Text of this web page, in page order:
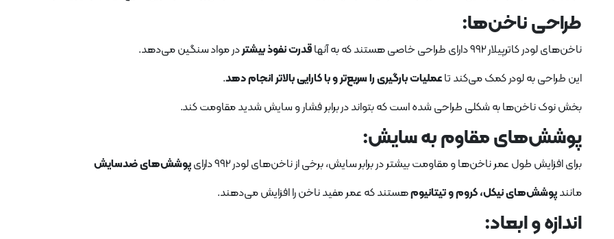
طراحی ناخن‌ها:
ناخن‌های لودر کاترپیلار 992 دارای طراحی خاصی هستند که به آنها قدرت نفوذ بیشتردر مواد سنگین می‌دهد.
این طراحی به لودر کمک می‌کند تاعملیات بارگیری را سریع‌تر و با کارایی بالاتر انجام دهد.
بخش نوک ناخن‌ها به شکلی طراحی شده است که بتواند در برابر فشار و سایش شدید مقاومت کند.
پوشش‌های مقاوم به سایش:
برای افزایش طول عمر ناخن‌ها و مقاومت بیشتر در برابر سایش، برخی از ناخن‌های لودر 992 دارای
پوشش‌های ضدسایش
مانندپوشش‌های نیکل، کروم و تیتانیومهستند که عمر مفید ناخن را افزایش می‌دهند.
اندازه و ابعاد: